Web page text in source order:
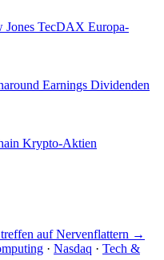
Jones TecDAX Europa-
Earnings Dividenden
Krypto-Aktien
auf Nervenflattern →
· Nasdaq · Tech &